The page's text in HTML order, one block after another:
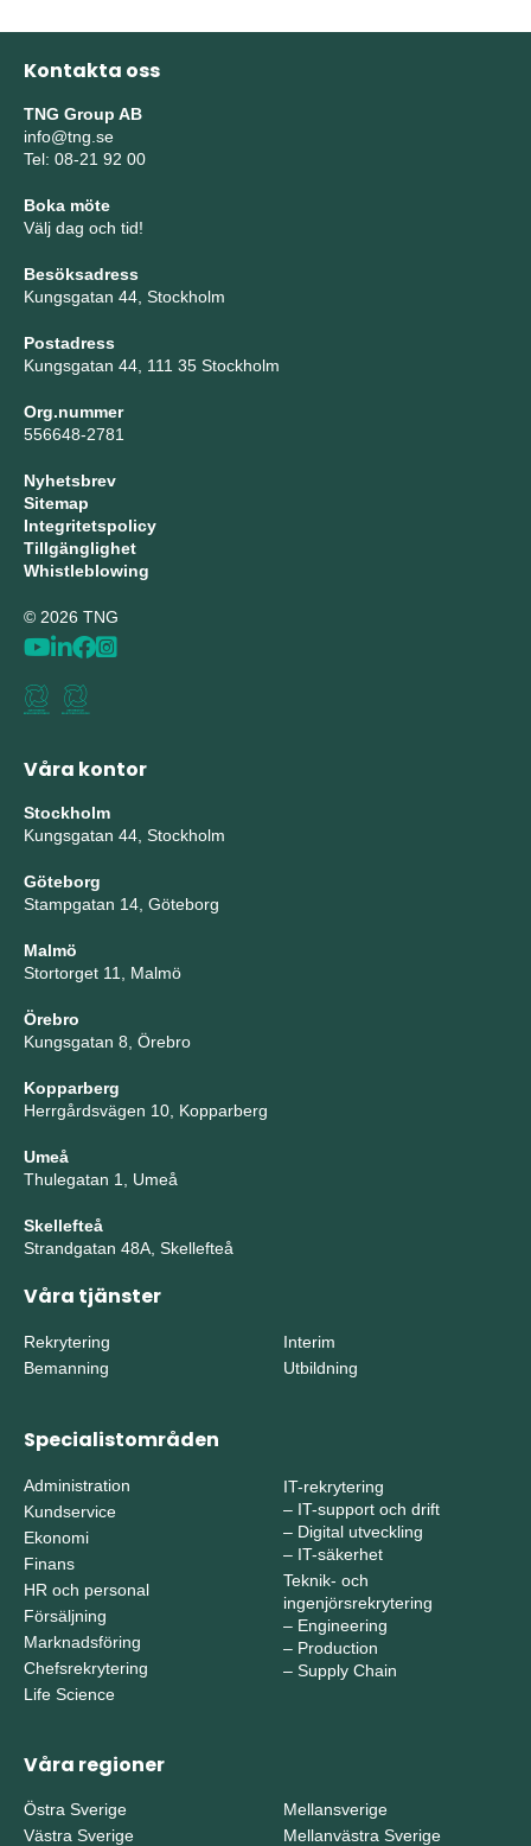
Kontakta oss
TNG Group AB
info@tng.se
Tel: 08-21 92 00
Boka möte
Välj dag och tid!
Besöksadress
Kungsgatan 44, Stockholm
Postadress
Kungsgatan 44, 111 35 Stockholm
Org.nummer
556648-2781
Nyhetsbrev
Sitemap
Integritetspolicy
Tillgänglighet
Whistleblowing
© 2026 TNG
Våra kontor
Stockholm
Kungsgatan 44, Stockholm
Göteborg
Stampgatan 14, Göteborg
Malmö
Stortorget 11, Malmö
Örebro
Kungsgatan 8, Örebro
Kopparberg
Herrgårdsvägen 10, Kopparberg
Umeå
Thulegatan 1, Umeå
Skellefteå
Strandgatan 48A, Skellefteå
Våra tjänster
Rekrytering
Bemanning
Interim
Utbildning
Specialistområden
Administration
Kundservice
Ekonomi
Finans
HR och personal
Försäljning
Marknadsföring
Chefsrekrytering
Life Science
IT-rekrytering
– IT-support och drift
– Digital utveckling
– IT-säkerhet
Teknik- och
ingenjörsrekrytering
– Engineering
– Production
– Supply Chain
Våra regioner
Östra Sverige
Västra Sverige
Mellansverige
Mellanvästra Sverige